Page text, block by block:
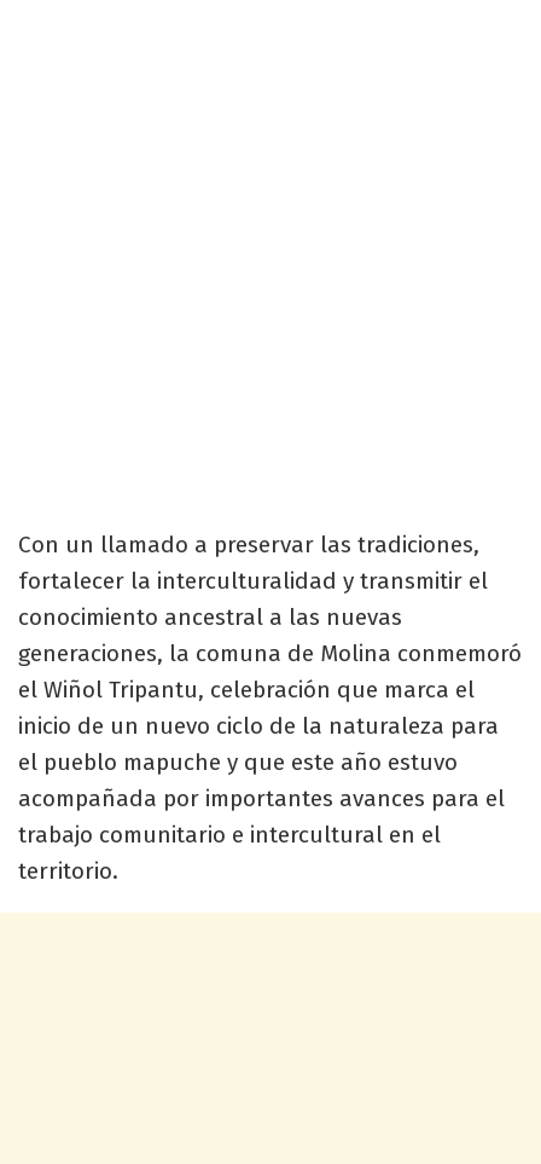
Con un llamado a preservar las tradiciones,
fortalecer la interculturalidad y transmitir el
conocimiento ancestral a las nuevas
generaciones, la comuna de Molina conmemoró
el Wiñol Tripantu, celebración que marca el
inicio de un nuevo ciclo de la naturaleza para
el pueblo mapuche y que este año estuvo
acompañada por importantes avances para el
trabajo comunitario e intercultural en el
territorio.